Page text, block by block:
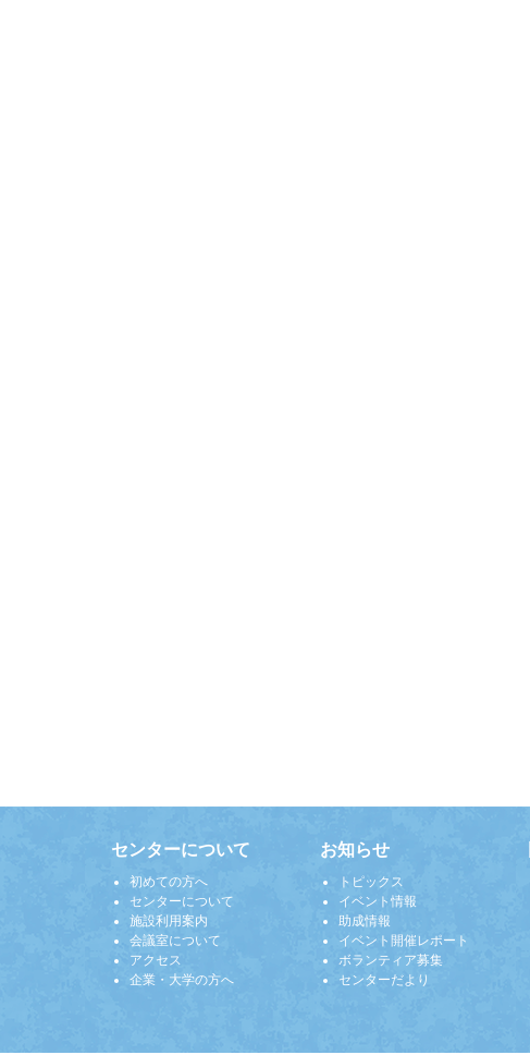
センターについて
初めての方へ
センターについて
施設利用案内
会議室について
アクセス
企業・大学の方へ
お知らせ
トピックス
イベント情報
助成情報
イベント開催レポート
ボランティア募集
センターだより